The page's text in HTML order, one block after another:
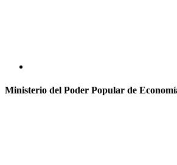
Ministerio del Poder Popular de